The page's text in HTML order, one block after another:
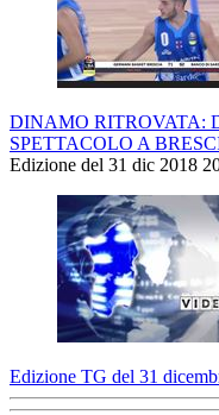
DINAMO RITROVATA:
SPETTACOLO A
Edizione del 31 dic 2018
Edizione TG del 31